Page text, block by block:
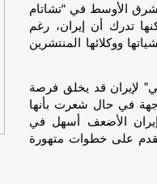
الأوسط في “تشاتام
تدرك أن إيران، رغم
ووكلائها المنتشرين
لإيران قد يخلق فرصة
في حال شعرت بأنها
الأضعف أسهل في
تقدم على خطوات متهورة